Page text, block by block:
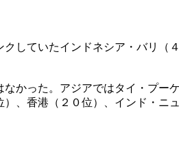
していたインドネシア・バリ
かった。アジアではタイ・プ
、香港（２０位）、インド・ニ